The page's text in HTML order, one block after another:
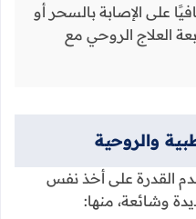
على الإصابة بالسحر أو
العلاج الروحي مع
والروحية
القدرة على أخذ نفس
وشائعة، منها: